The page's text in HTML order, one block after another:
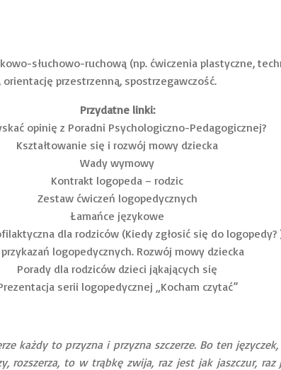
słuchowo-ruchową (np. ćwiczenia plastyczne,
przestrzenną, spostrzegawczość.
Przydatne linki:
opinię z Poradni Psychologiczno-Pedagogicznej?
Kształtowanie się i rozwój mowy dziecka
Wady wymowy
Kontrakt logopeda – rodzic
Zestaw ćwiczeń logopedycznych
Łamańce językowe
dla rodziców (Kiedy zgłosić się do logopedy?
przykazań logopedycznych. Rozwój mowy dziecka
Porady dla rodziców dzieci jąkających się
serii logopedycznej „Kocham czytać”
każdy to przyzna i przyzna szczerze. Bo ten
rozszerza, to w trąbkę zwija, raz jest jak jaszczur,